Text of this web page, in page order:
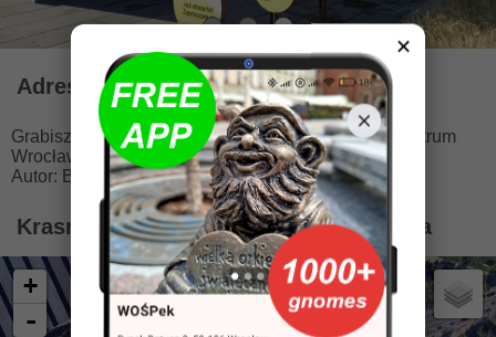
Adres
Grabiszyńska 184, 53-235 Wrocław🚩3.2 km od centrum
Wrocławia
Autor: Beata Zwolańska-Hołod
Krasnal Poligrafek na mapie Wrocławia
+
-
✕